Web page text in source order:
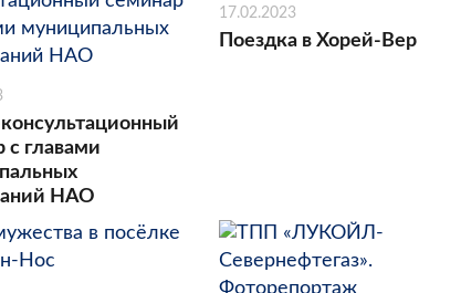
с главами
НАО
17.02.2023
Поездка в Хорей-Вер